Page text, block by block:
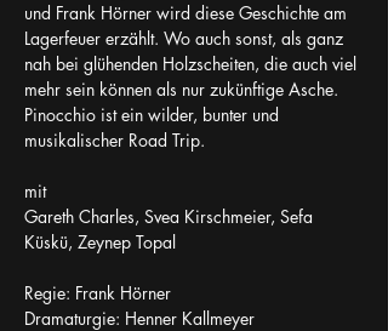
und Frank Hörner wird diese Geschichte am
Lagerfeuer erzählt. Wo auch sonst, als ganz
nah bei glühenden Holzscheiten, die auch viel
mehr sein können als nur zukünftige Asche.
Pinocchio ist ein wilder, bunter und
musikalischer Road Trip.
mit
Gareth Charles, Svea Kirschmeier, Sefa
Küskü, Zeynep Topal
Regie: Frank Hörner
Dramaturgie: Henner Kallmeyer